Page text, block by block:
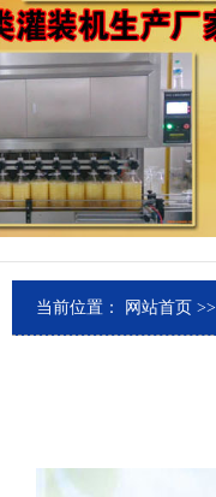
当前位置： 网站首页 >>